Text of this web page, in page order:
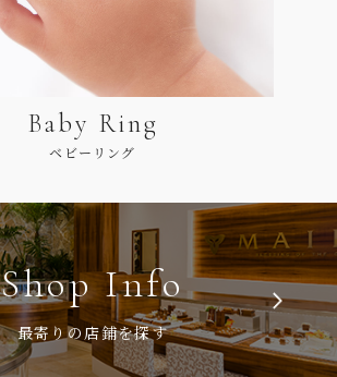
Baby Ring
ベビーリング
Shop Info
最寄りの店鋪を探す